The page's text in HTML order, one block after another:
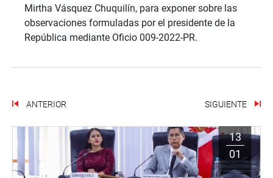
Mirtha Vásquez Chuquilín, para exponer sobre las
observaciones formuladas por el presidente de la
República mediante Oficio 009-2022-PR.
ANTERIOR SIGUIENTE
13
01